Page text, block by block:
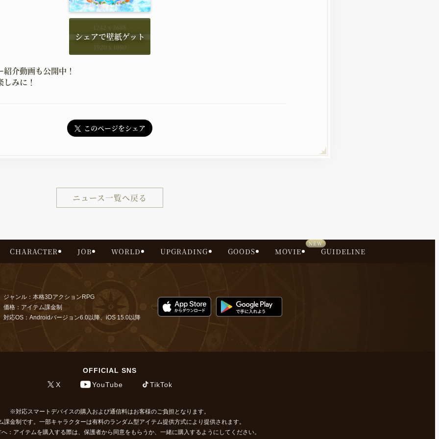
1242 x 2688
1920 x 1080
介動画も公開中！
みに！
このページをシェア
ニュース一覧へ戻る
CHARACTER JOB WORLD UPGRADING GOODS MOVIE GUIDELINE
ジャンル：本格3DアクションRPG
価格：アイテム課金制
対応OS：Androidバージョン6.0以降、iOS 15.0以降
OFFICIAL SNS
X
YouTube TikTok
対応スマートデバイスの購入および通信料はお客様のご負担となります。
課金制です。一部キャラクターは有料のランダム型アイテム提供方式により提供されます。
：アイテムを購入する際は、保護者から同意をもらうか、一緒に購入するようにしてください。